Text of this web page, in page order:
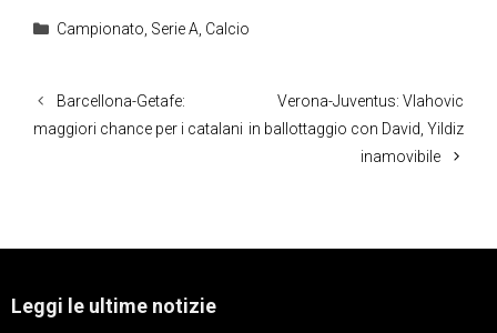
Categorie
Campionato, Serie A, Calcio
Barcellona-Getafe:
maggiori chance per i catalani
Verona-Juventus: Vlahovic
in ballottaggio con David, Yildiz
inamovibile
Leggi le ultime notizie